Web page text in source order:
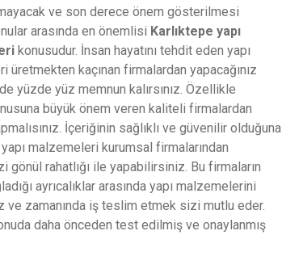
ve son derece önem gösterilmesi
arasında en önemlisi Karlıktepe yapı
konusudur. İnsan hayatını tehdit eden yapı
üretmekten kaçınan firmalardan yapacağınız
yüzde yüz memnun kalırsınız. Özellikle
büyük önem veren kaliteli firmalardan
İçeriğinin sağlıklı ve güvenilir olduğuna
yapı malzemeleri kurumsal firmalarından
gönül rahatlığı ile yapabilirsiniz. Bu firmaların
ayrıcalıklar arasında yapı malzemelerini
zamanında iş teslim etmek sizi mutlu eder.
daha önceden test edilmiş ve onaylanmış